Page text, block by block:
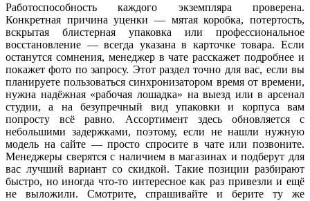
Работоспособность каждого экземпляра проверена.
Конкретная причина уценки — мятая коробка, потертость,
вскрытая блистерная упаковка или профессиональное
восстановление — всегда указана в карточке товара. Если
останутся сомнения, менеджер в чате расскажет подробнее и
покажет фото по запросу. Этот раздел точно для вас, если вы
планируете пользоваться синхронизатором время от времени,
нужна надёжная «рабочая лошадка» на выезд или в арсенал
студии, а на безупречный вид упаковки и корпуса вам
попросту всё равно. Ассортимент здесь обновляется с
небольшими задержками, поэтому, если не нашли нужную
модель на сайте — просто спросите в чате или позвоните.
Менеджеры сверятся с наличием в магазинах и подберут для
вас лучший вариант со скидкой. Такие позиции разбирают
быстро, но иногда что-то интересное как раз привезли и ещё
не выложили. Смотрите, спрашивайте и берите ту же